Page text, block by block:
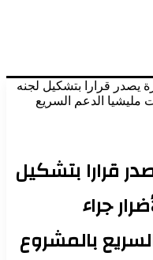
يصدر قرارا بتشكيل لجنه
مليشيا الدعم السريع
قرارا بتشكيل
جراء
بالمشروع